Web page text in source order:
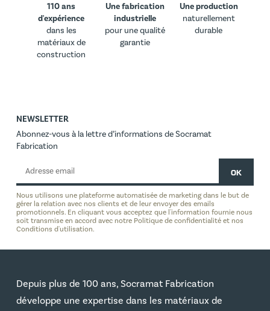
110 ans
d'expérience
dans les
matériaux de
construction
Une fabrication
industrielle
pour une qualité
garantie
Une production
naturellement
durable
NEWSLETTER
Abonnez-vous à la lettre d’informations de Socramat
Fabrication
Nous utilisons une plateforme automatisée de marketing dans le but de
gérer la relation avec nos clients et de leur envoyer des emails
promotionnels. En cliquant vous acceptez que l'information fournie nous
soit transmise en accord avec notre Politique de confidentialité et nos
Conditions d'utilisation.
Depuis plus de 100 ans, Socramat Fabrication
développe une expertise dans les matériaux de